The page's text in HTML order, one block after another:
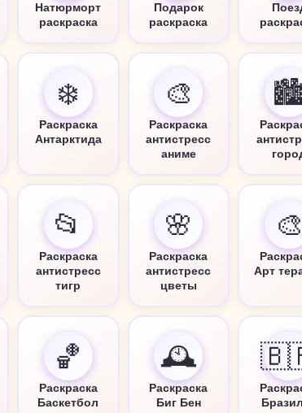
Натюрморт
раскраска
Подарок
раскраска
❄️
Раскраска
Антарктида
🎨
Раскраска
антистресс
аниме
📂
Раскраска
антистресс
тигр
🌸
Раскраска
антистресс
цветы
🎨
Арт
🏀
Раскраска
Баскетбол
🕰️
Раскраска
Биг Бен